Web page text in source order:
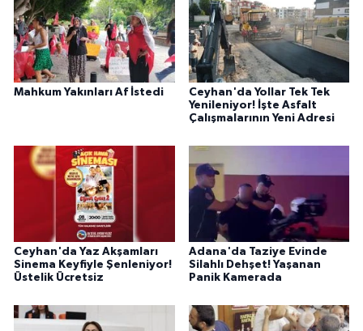
Mahkum Yakınları Af İstedi
Ceyhan'da Yollar Tek Tek
Yenileniyor! İşte Asfalt
Çalışmalarının Yeni Adresi
Ceyhan'da Yaz Akşamları
Sinema Keyfiyle Şenleniyor!
Üstelik Ücretsiz
Adana'da Taziye Evinde
Silahlı Dehşet! Yaşanan
Panik Kamerada